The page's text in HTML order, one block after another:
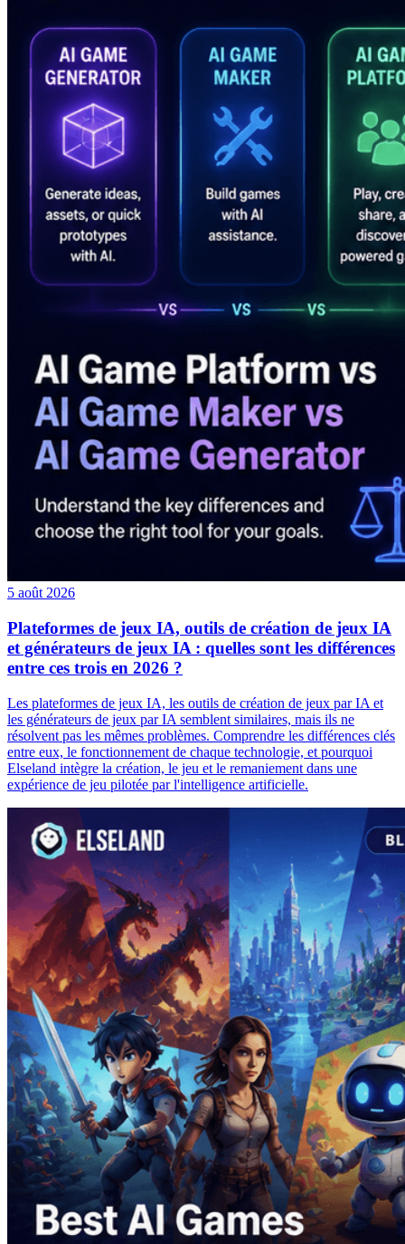
5 août 2026
Plateformes de jeux IA, outils de création de jeux IA
et générateurs de jeux IA : quelles sont les différences
entre ces trois en 2026 ?
Les plateformes de jeux IA, les outils de création de jeux par IA et
les générateurs de jeux par IA semblent similaires, mais ils ne
résolvent pas les mêmes problèmes. Comprendre les différences clés
entre eux, le fonctionnement de chaque technologie, et pourquoi
Elseland intègre la création, le jeu et le remaniement dans une
expérience de jeu pilotée par l'intelligence artificielle.